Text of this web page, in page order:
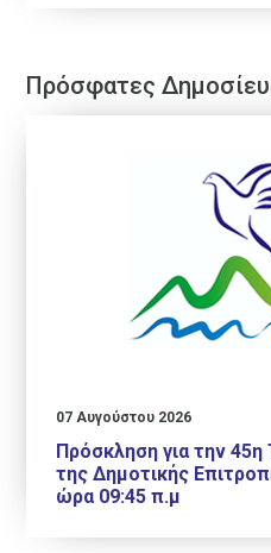
Πρόσφατες
07 Αυγούστου 2026
Πρόσκληση για την 45η
της Δημοτικής
ώρα 09:45 π.μ